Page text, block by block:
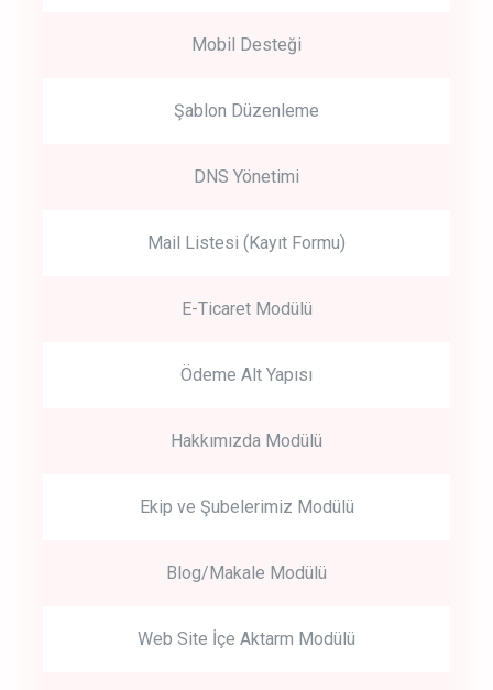
Mobil Desteği
Şablon Düzenleme
DNS Yönetimi
Mail Listesi (Kayıt Formu)
E-Ticaret Modülü
Ödeme Alt Yapısı
Hakkımızda Modülü
Ekip ve Şubelerimiz Modülü
Blog/Makale Modülü
Web Site İçe Aktarm Modülü